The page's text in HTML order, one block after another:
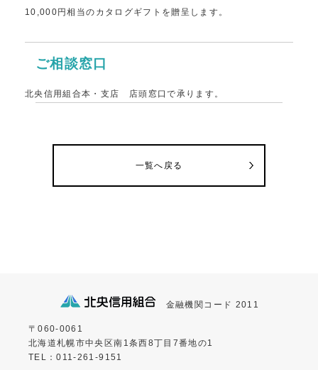
10,000円相当のカタログギフトを贈呈します。
ご相談窓口
北央信用組合本・支店 店頭窓口で承ります。
一覧へ戻る
金融機関コード 2011
〒060-0061
北海道札幌市中央区南1条西8丁目7番地の1
TEL：011-261-9151